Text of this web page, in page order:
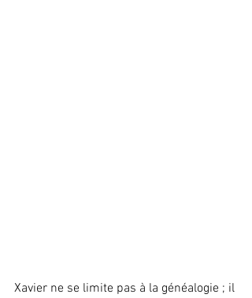
Xavier ne se limite pas à la généalogie ; il